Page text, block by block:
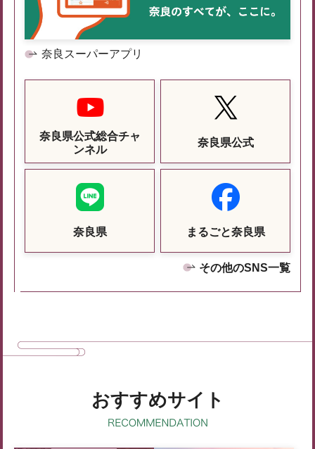
奈良スーパーアプリ
奈良県公式総合チャ
ンネル
奈良県公式
奈良県 まるごと奈良県
その他のSNS一覧
おすすめサイト